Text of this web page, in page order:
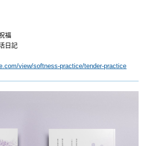
福
日記
view/softness-practice/tender-practice